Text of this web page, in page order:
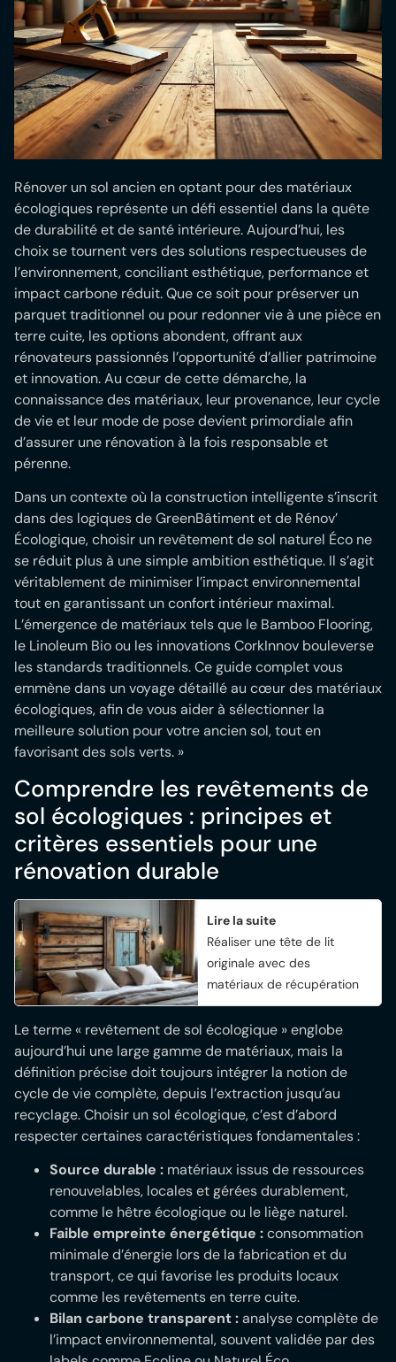
Rénover un sol ancien en optant pour des matériaux
écologiques représente un défi essentiel dans la quête
de durabilité et de santé intérieure. Aujourd’hui, les
choix se tournent vers des solutions respectueuses de
l’environnement, conciliant esthétique, performance et
impact carbone réduit. Que ce soit pour préserver un
parquet traditionnel ou pour redonner vie à une pièce en
terre cuite, les options abondent, offrant aux
rénovateurs passionnés l’opportunité d’allier patrimoine
et innovation. Au cœur de cette démarche, la
connaissance des matériaux, leur provenance, leur cycle
de vie et leur mode de pose devient primordiale afin
d’assurer une rénovation à la fois responsable et
pérenne.
Dans un contexte où la construction intelligente s’inscrit
dans des logiques de GreenBâtiment et de Rénov’
Écologique, choisir un revêtement de sol naturel Éco ne
se réduit plus à une simple ambition esthétique. Il s’agit
véritablement de minimiser l’impact environnemental
tout en garantissant un confort intérieur maximal.
L’émergence de matériaux tels que le Bamboo Flooring,
le Linoleum Bio ou les innovations CorkInnov bouleverse
les standards traditionnels. Ce guide complet vous
emmène dans un voyage détaillé au cœur des matériaux
écologiques, afin de vous aider à sélectionner la
meilleure solution pour votre ancien sol, tout en
favorisant des sols verts. »
Comprendre les revêtements de
sol écologiques : principes et
critères essentiels pour une
rénovation durable
Lire la suite
Réaliser une tête de lit
originale avec des
matériaux de récupération
Le terme « revêtement de sol écologique » englobe
aujourd’hui une large gamme de matériaux, mais la
définition précise doit toujours intégrer la notion de
cycle de vie complète, depuis l’extraction jusqu’au
recyclage. Choisir un sol écologique, c’est d’abord
respecter certaines caractéristiques fondamentales :
Source durable : matériaux issus de ressources
renouvelables, locales et gérées durablement,
comme le hêtre écologique ou le liège naturel.
Faible empreinte énergétique :consommation
minimale d’énergie lors de la fabrication et du
transport, ce qui favorise les produits locaux
comme les revêtements en terre cuite.
Bilan carbone transparent :analyse complète de
l’impact environnemental, souvent validée par des